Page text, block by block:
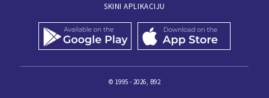
SKINI APLIKACIJU
© 1995 - 2026, B92